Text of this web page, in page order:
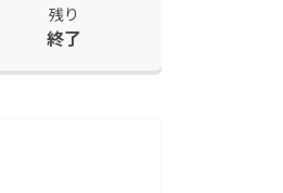
残り
終了